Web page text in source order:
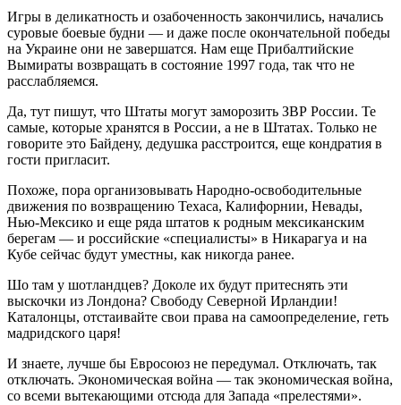
Игры в деликатность и озабоченность закончились, начались
суровые боевые будни — и даже после окончательной победы
на Украине они не завершатся. Нам еще Прибалтийские
Вымираты возвращать в состояние 1997 года, так что не
расслабляемся.
Да, тут пишут, что Штаты могут заморозить ЗВР России. Те
самые, которые хранятся в России, а не в Штатах. Только не
говорите это Байдену, дедушка расстроится, еще кондратия в
гости пригласит.
Похоже, пора организовывать Народно-освободительные
движения по возвращению Техаса, Калифорнии, Невады,
Нью-Мексико и еще ряда штатов к родным мексиканским
берегам — и российские «специалисты» в Никарагуа и на
Кубе сейчас будут уместны, как никогда ранее.
Шо там у шотландцев? Доколе их будут притеснять эти
выскочки из Лондона? Свободу Северной Ирландии!
Каталонцы, отстаивайте свои права на самоопределение, геть
мадридского царя!
И знаете, лучше бы Евросоюз не передумал. Отключать, так
отключать. Экономическая война — так экономическая война,
со всеми вытекающими отсюда для Запада «прелестями».